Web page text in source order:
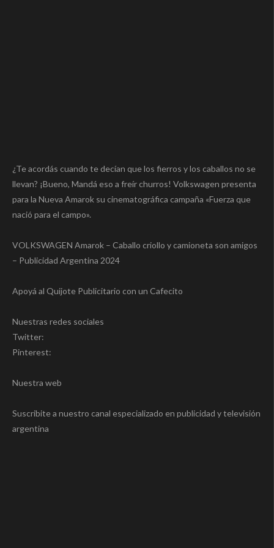
¿Te acordás cuando te decían que los fierros y los caballos no se
llevan? ¡Bueno, Mandá eso a freír churros! Volkswagen presenta
para la Nueva Amarok su cinematográfica campaña «Fuerza que
nació para el campo».
VOLKSWAGEN Amarok – Caballo criollo y camioneta son amigos
– Publicidad Argentina 2024
Apoyá al Quijote Publicitario con un Cafecito
Nuestras redes sociales
Twitter:
Pinterest:
Nuestra web
Suscribite a nuestro canal especializado en publicidad y televisión
argentina